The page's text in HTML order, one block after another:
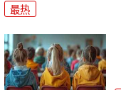
最热